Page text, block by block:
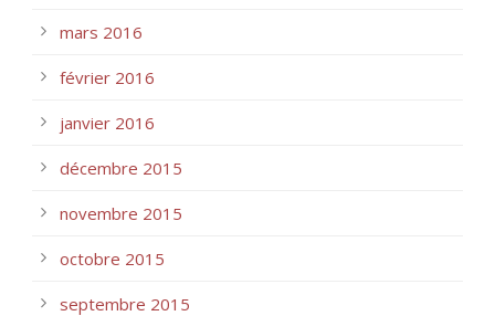
mars 2016
février 2016
janvier 2016
décembre 2015
novembre 2015
octobre 2015
septembre 2015